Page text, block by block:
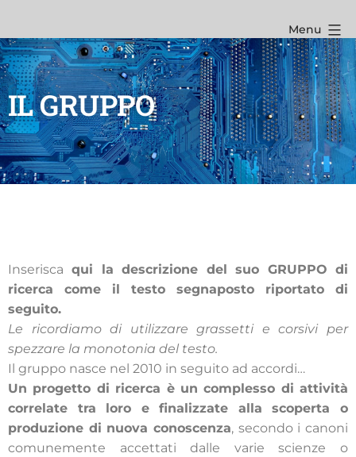
Menu
IL GRUPPO
Inserisca qui la descrizione del suo GRUPPO di
ricerca come il testo segnaposto riportato di
seguito.
Le ricordiamo di utilizzare grassetti e corsivi per
spezzare la monotonia del testo.
Il gruppo nasce nel 2010 in seguito ad accordi…
Un progetto di ricerca è un complesso di attività
correlate tra loro e finalizzate alla scoperta o
produzione di nuova conoscenza, secondo i canoni
comunemente accettati dalle varie scienze o